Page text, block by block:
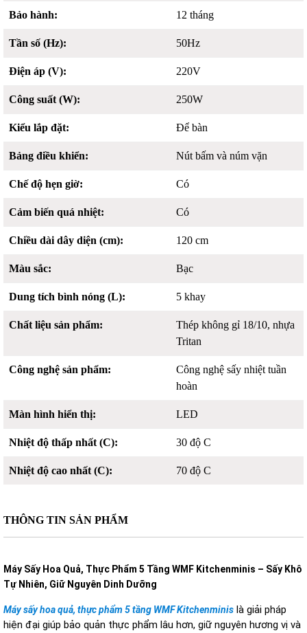
THÔNG TIN SẢN PHẨM
Máy Sấy Hoa Quả, Thực Phẩm 5 Tầng WMF Kitchenminis – Sấy Khô
Tự Nhiên, Giữ Nguyên Dinh Dưỡng
Máy sấy hoa quả, thực phẩm 5 tầng WMF Kitchenminis là giải pháp
hiện đại giúp bảo quản thực phẩm lâu hơn, giữ nguyên hương vị và
Bảo hành: 12 tháng
Tần số (Hz): 50Hz
Điện áp (V): 220V
Công suất (W): 250W
Kiểu lắp đặt: Để bàn
Bảng điều khiển: Nút bấm và núm vặn
Chế độ hẹn giờ: Có
Cảm biến quá nhiệt: Có
Chiều dài dây diện (cm): 120 cm
Màu sắc: Bạc
Dung tích bình nóng (L): 5 khay
Chất liệu sản phẩm:
Thép không gỉ 18/10, nhựa
Tritan
Công nghệ sản phẩm:
Công nghệ sấy nhiệt tuần
hoàn
Màn hình hiển thị: LED
Nhiệt độ thấp nhất (C): 30 độ C
Nhiệt độ cao nhất (C): 70 độ C